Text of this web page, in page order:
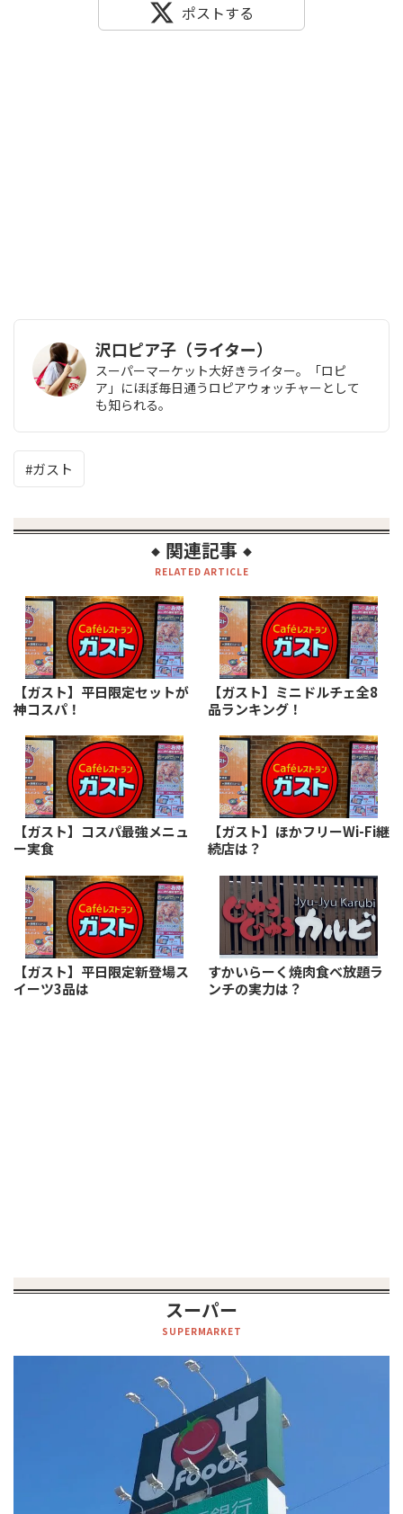
ポストする
沢口ピア子（ライター）
スーパーマーケット大好きライター。「ロピ
ア」にほぼ毎日通うロピアウォッチャーとして
も知られる。
ガスト
◆ 関連記事 ◆
RELATED ARTICLE
【ガスト】平日限定セットが
神コスパ！
【ガスト】ミニドルチェ全8
品ランキング！
【ガスト】コスパ最強メニュ
ー実食
【ガスト】ほかフリーWi-Fi継
続店は？
【ガスト】平日限定新登場ス
イーツ3品は
すかいらーく焼肉食べ放題ラ
ンチの実力は？
スーパー
SUPERMARKET